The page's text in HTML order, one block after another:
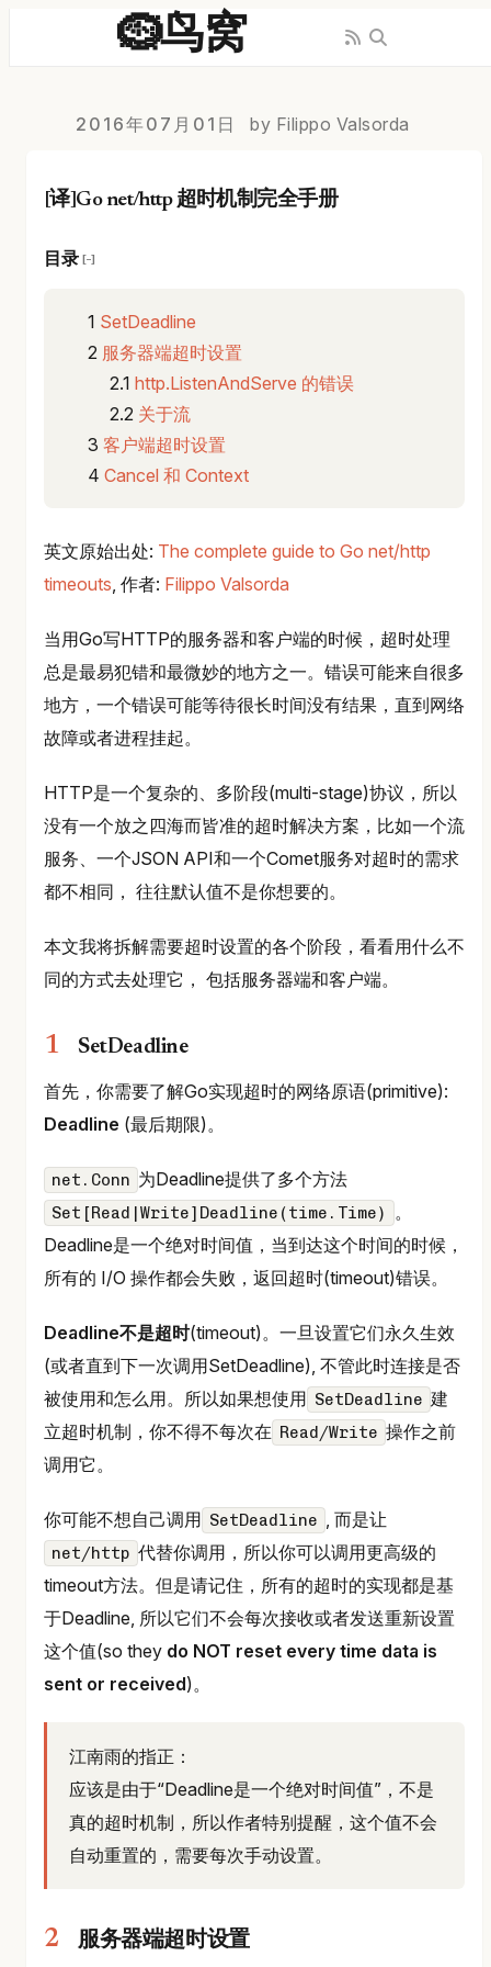
🪹鸟窝
2016年07月01日 by Filippo Valsorda
[译]Go net/http 超时机制完全手册
目录 [−]
SetDeadline
服务器端超时设置
http.ListenAndServe 的错误
关于流
客户端超时设置
Cancel 和 Context
英文原始出处: The complete guide to Go net/http
timeouts, 作者: Filippo Valsorda
当用Go写HTTP的服务器和客户端的时候，超时处理
总是最易犯错和最微妙的地方之一。错误可能来自很多
地方，一个错误可能等待很长时间没有结果，直到网络
故障或者进程挂起。
HTTP是一个复杂的、多阶段(multi-stage)协议，所以
没有一个放之四海而皆准的超时解决方案，比如一个流
服务、一个JSON API和一个Comet服务对超时的需求
都不相同， 往往默认值不是你想要的。
本文我将拆解需要超时设置的各个阶段，看看用什么不
同的方式去处理它， 包括服务器端和客户端。
SetDeadline
首先，你需要了解Go实现超时的网络原语(primitive):
Deadline (最后期限)。
net.Conn 为Deadline提供了多个方法
Set[Read|Write]Deadline(time.Time)
。
Deadline是一个绝对时间值，当到达这个时间的时候，
所有的 I/O 操作都会失败，返回超时(timeout)错误。
Deadline不是超时(timeout)。一旦设置它们永久生效
(或者直到下一次调用SetDeadline), 不管此时连接是否
被使用和怎么用。所以如果想使用 SetDeadline 建
立超时机制，你不得不每次在 Read/Write 操作之前
调用它。
你可能不想自己调用 SetDeadline , 而是让
net/http 代替你调用，所以你可以调用更高级的
timeout方法。但是请记住，所有的超时的实现都是基
于Deadline, 所以它们不会每次接收或者发送重新设置
这个值(so they do NOT reset every time data is
sent or received)。
江南雨的指正：
应该是由于“Deadline是一个绝对时间值”，不是
真的超时机制，所以作者特别提醒，这个值不会
自动重置的，需要每次手动设置。
服务器端超时设置